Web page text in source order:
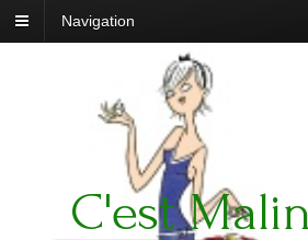
Navigation
C'est